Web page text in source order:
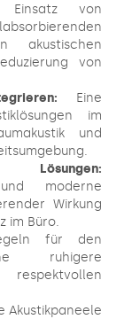
von
akustischen
von
Eine
im
und
und moderne
Wirkung
im Büro.
für den
ruhigere
Akustikpaneele